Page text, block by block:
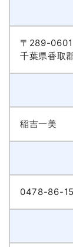
〒289-0601
千葉県香取
稲吉一美
0478-86-